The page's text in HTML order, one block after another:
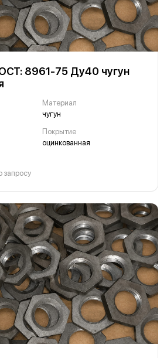
8961-75 Ду40 чугун
Материал
чугун
Покрытие
оцинкованная
запросу